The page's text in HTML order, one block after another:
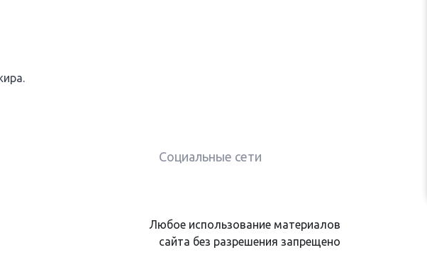
Социальные сети
Любое использование материалов
сайта без разрешения запрещено